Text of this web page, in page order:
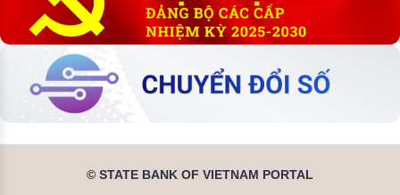
© STATE BANK OF VIETNAM PORTAL